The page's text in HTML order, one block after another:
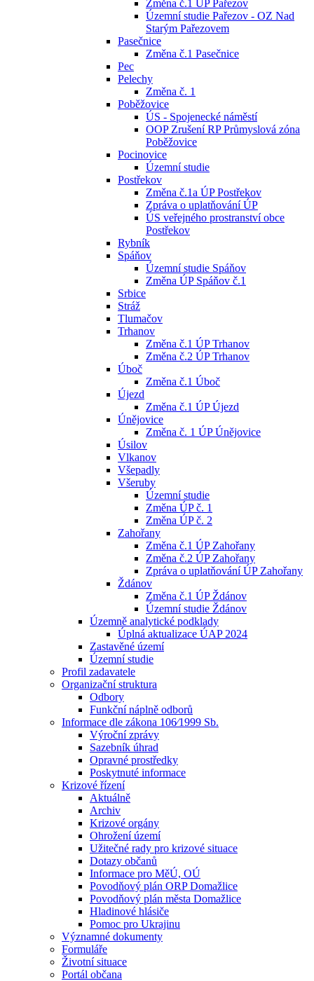
Změna č.1 ÚP Pařezov
Územní studie Pařezov - OZ Nad
Starým Pařezovem
Pasečnice
Změna č.1 Pasečnice
Pec
Pelechy
Změna č. 1
Poběžovice
ÚS - Spojenecké náměstí
OOP Zrušení RP Průmyslová zóna
Poběžovice
Pocinovice
Územní studie
Postřekov
Změna č.1a ÚP Postřekov
Zpráva o uplatňování ÚP
ÚS veřejného prostranství obce
Postřekov
Rybník
Spáňov
Územní studie Spáňov
Změna ÚP Spáňov č.1
Srbice
Stráž
Tlumačov
Trhanov
Změna č.1 ÚP Trhanov
Změna č.2 ÚP Trhanov
Úboč
Změna č.1 Úboč
Újezd
Změna č.1 ÚP Újezd
Únějovice
Změna č. 1 ÚP Únějovice
Úsilov
Vlkanov
Všepadly
Všeruby
Územní studie
Změna ÚP č. 1
Změna ÚP č. 2
Zahořany
Změna č.1 ÚP Zahořany
Změna č.2 ÚP Zahořany
Zpráva o uplatňování ÚP Zahořany
Ždánov
Změna č.1 ÚP Ždánov
Územní studie Ždánov
Územně analytické podklady
Úplná aktualizace ÚAP 2024
Zastavěné území
Územní studie
Profil zadavatele
Organizační struktura
Odbory
Funkční náplně odborů
Informace dle zákona 106⁄1999 Sb.
Výroční zprávy
Sazebník úhrad
Opravné prostředky
Poskytnuté informace
Krizové řízení
Aktuálně
Archiv
Krizové orgány
Ohrožení území
Užitečné rady pro krizové situace
Dotazy občanů
Informace pro MěÚ, OÚ
Povodňový plán ORP Domažlice
Povodňový plán města Domažlice
Hladinové hlásiče
Pomoc pro Ukrajinu
Významné dokumenty
Formuláře
Životní situace
Portál občana